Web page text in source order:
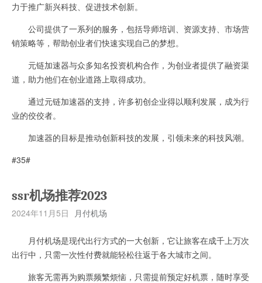
力于推广新兴科技、促进技术创新。
公司提供了一系列的服务，包括导师培训、资源支持、市场营
销策略等，帮助创业者们快速实现自己的梦想。
元链加速器与众多知名投资机构合作，为创业者提供了融资渠
道，助力他们在创业道路上取得成功。
通过元链加速器的支持，许多初创企业得以顺利发展，成为行
业的佼佼者。
加速器的目标是推动创新科技的发展，引领未来的科技风潮。
#35#
ssr机场推荐2023
2024年11月5日 月付机场
月付机场是现代出行方式的一大创新，它让旅客在成千上万次
出行中，只需一次性付费就能轻松往返于各大城市之间。
旅客无需再为购票频繁烦恼，只需提前预定好机票，随时享受